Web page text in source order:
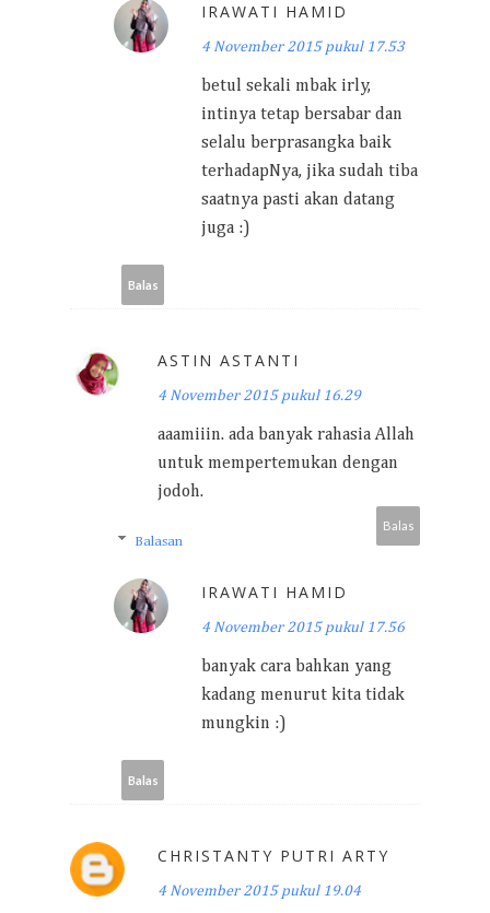
IRAWATI HAMID
4 November 2015 pukul 17.53
betul sekali mbak irly,
intinya tetap bersabar dan
selalu berprasangka baik
terhadapNya, jika sudah tiba
saatnya pasti akan datang
juga :)
Balas
ASTIN ASTANTI
4 November 2015 pukul 16.29
aaamiiin. ada banyak rahasia Allah
untuk mempertemukan dengan
jodoh.
Balas
Balasan
IRAWATI HAMID
4 November 2015 pukul 17.56
banyak cara bahkan yang
kadang menurut kita tidak
mungkin :)
Balas
CHRISTANTY PUTRI ARTY
4 November 2015 pukul 19.04